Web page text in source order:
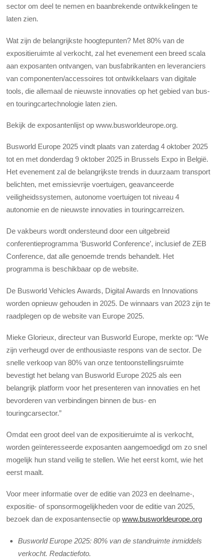
sector om deel te nemen en baanbrekende ontwikkelingen te
laten zien.
Wat zijn de belangrijkste hoogtepunten? Met 80% van de
expositieruimte al verkocht, zal het evenement een breed scala
aan exposanten ontvangen, van busfabrikanten en leveranciers
van componenten/accessoires tot ontwikkelaars van digitale
tools, die allemaal de nieuwste innovaties op het gebied van bus-
en touringcartechnologie laten zien.
Bekijk de exposantenlijst op www.busworldeurope.org.
Busworld Europe 2025 vindt plaats van zaterdag 4 oktober 2025
tot en met donderdag 9 oktober 2025 in Brussels Expo in België.
Het evenement zal de belangrijkste trends in duurzaam transport
belichten, met emissievrije voertuigen, geavanceerde
veiligheidssystemen, autonome voertuigen tot niveau 4
autonomie en de nieuwste innovaties in touringcarreizen.
De vakbeurs wordt ondersteund door een uitgebreid
conferentieprogramma ‘Busworld Conference’, inclusief de ZEB
Conference, dat alle genoemde trends behandelt. Het
programma is beschikbaar op de website.
De Busworld Vehicles Awards, Digital Awards en Innovations
worden opnieuw gehouden in 2025. De winnaars van 2023 zijn te
raadplegen op de website van Europe 2025.
Mieke Glorieux, directeur van Busworld Europe, merkte op: “We
zijn verheugd over de enthousiaste respons van de sector. De
snelle verkoop van 80% van onze tentoonstellingsruimte
bevestigt het belang van Busworld Europe 2025 als een
belangrijk platform voor het presenteren van innovaties en het
bevorderen van verbindingen binnen de bus- en
touringcarsector.”
Omdat een groot deel van de expositieruimte al is verkocht,
worden geïnteresseerde exposanten aangemoedigd om zo snel
mogelijk hun stand veilig te stellen. Wie het eerst komt, wie het
eerst maalt.
Voor meer informatie over de editie van 2023 en deelname-,
expositie- of sponsormogelijkheden voor de editie van 2025,
bezoek dan de exposantensectie opwww.busworldeurope.org
Busworld Europe 2025: 80% van de standruimte inmiddels
verkocht. Redactiefoto.